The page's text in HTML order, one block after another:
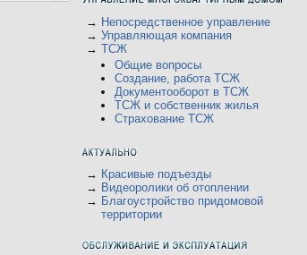
→ Непосредственное управление
→ Управляющая компания
→ ТСЖ
Общие вопросы
Создание, работа ТСЖ
Документооборот в ТСЖ
ТСЖ и собственник жилья
Страхование ТСЖ
→ Красивые подъезды
→ Видеоролики об отоплении
→ Благоустройство придомовой
территории